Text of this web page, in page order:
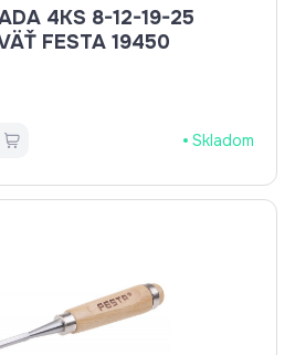
4KS 8-12-19-25
FESTA 19450
Skladom